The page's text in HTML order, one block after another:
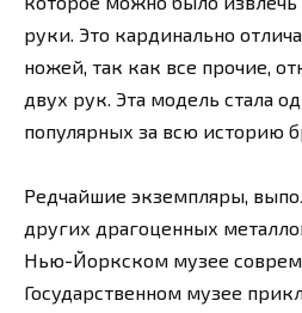
руки. Это кардинально
ножей, так как все прочие,
двух рук. Эта модель стала
популярных за всю историю
Редчайшие экземпляры,
других драгоценных
Нью-Йоркском музее
Государственном музее